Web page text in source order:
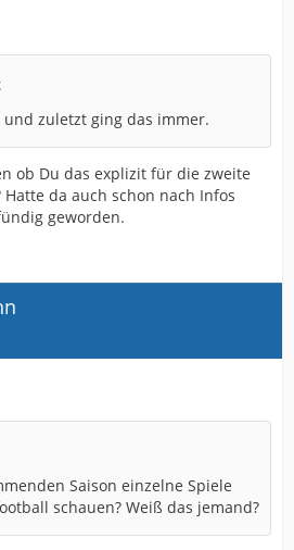
zuletzt ging das immer.
ob Du das explizit für die zweite
da auch schon nach Infos
geworden.
Saison einzelne Spiele
schauen? Weiß das jemand?